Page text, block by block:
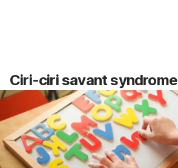
Ciri-cirisavant syndrome